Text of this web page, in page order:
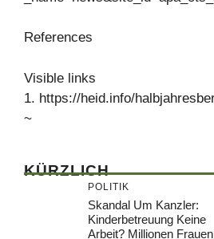
References
Visible links
1. https://heid.info/
~
KÜRZLICH
POLITIK
Skandal Um Kanzler:
Kinderbetreuung Keine
Arbeit? Millionen Frauen